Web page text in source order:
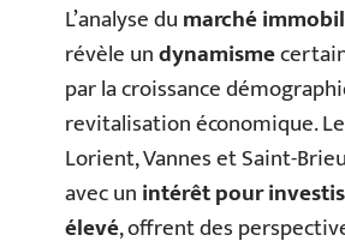
L’analyse dumarché
révèle undynamisme
par la croissance
revitalisation économique.
Lorient, Vannes et Saint-
avec unintérêt pour
élevé, offrent des